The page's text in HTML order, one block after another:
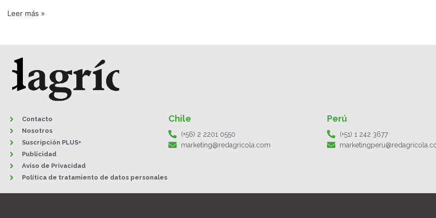
Leer más »
Contacto
Nosotros
Suscripción PLUS+
Publicidad
Aviso de Privacidad
Política de tratamiento de datos personales
Chile
(+56) 2 2201 0550
marketing@redagricola.com
Perú
(+51) 1 242 3677